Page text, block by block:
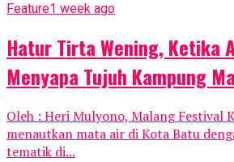
Feature1 week ago
Hatur Tirta Wening, Ketika
Menyapa Tujuh Kampung
Oleh : Heri Mulyono, Malang Festival
menautkan mata air di Kota Batu
tematik di...